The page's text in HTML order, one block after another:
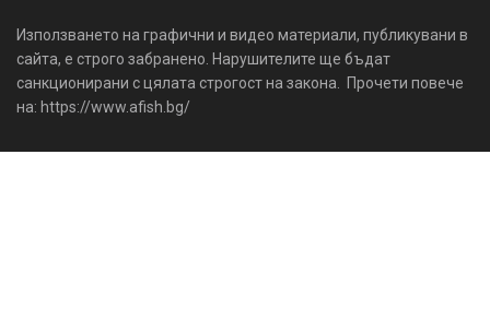
Използването на графични и видео материали, публикувани в
сайта, е строго забранено. Нарушителите ще бъдат
санкционирани с цялата строгост на закона. Прочети повече
на: https://www.afish.bg/